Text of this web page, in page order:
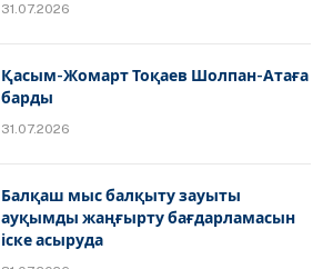
31.07.2026
Қасым-Жомарт Тоқаев Шолпан-Атаға
барды
31.07.2026
Балқаш мыс балқыту зауыты
ауқымды жаңғырту бағдарламасын
іске асыруда